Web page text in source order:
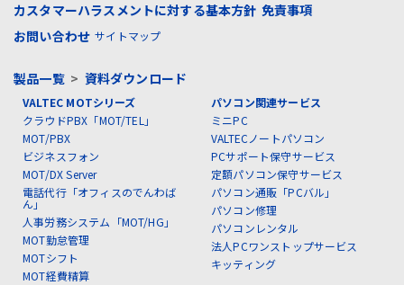
カスタマーハラスメントに対する基本方針 免責事項
お問い合わせ サイトマップ
製品一覧> 資料ダウンロード
VALTEC MOTシリーズ
クラウドPBX「MOT/TEL」
MOT/PBX
ビジネスフォン
MOT/DX Server
電話代行「オフィスのでんわば
ん」
人事労務システム「MOT/HG」
MOT勤怠管理
MOTシフト
MOT経費精算
パソコン関連サービス
ミニPC
VALTECノートパソコン
PCサポート保守サービス
定額パソコン保守サービス
パソコン通販「PCバル」
パソコン修理
パソコンレンタル
法人PCワンストップサービス
キッティング